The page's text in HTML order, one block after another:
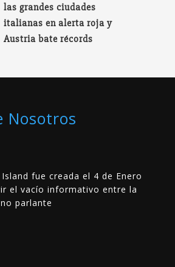
las grandes ciudades
italianas en alerta roja y
Austria bate récords
Nosotros
fue creada el 4 de Enero
el vacío informativo entre la
parlante